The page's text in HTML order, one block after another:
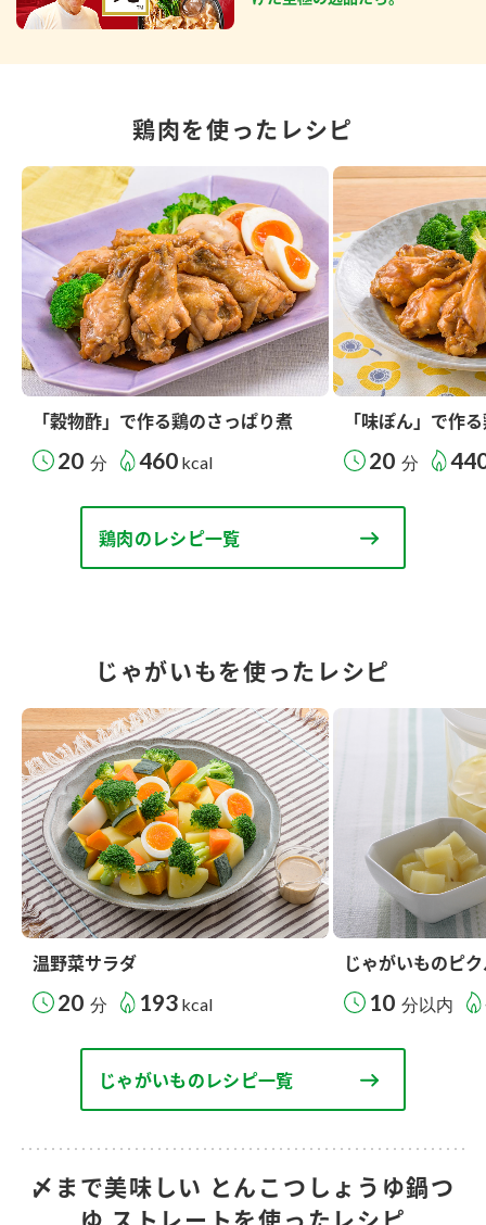
鶏肉を使ったレシピ
「穀物酢」で作る鶏のさっぱり煮
20 分 460 kcal
「味ぽん」で作
20 分
鶏肉のレシピ一覧
じゃがいもを使ったレシピ
温野菜サラダ
20 分 193 kcal
じゃがいものピ
10 分以内
じゃがいものレシピ一覧
〆まで美味しい とんこつしょうゆ鍋つ
ゆ ストレートを使ったレシピ